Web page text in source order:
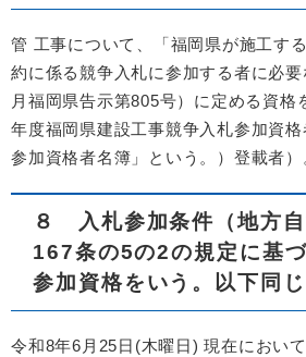
管 工事について、「福岡県が施工す
約に係る競争入札に参加する者に必
月福岡県告示第805号）に定める資格
年度福岡県建設工事競争入札参加資
参加資格者名簿」という。）登載者）
８ 入札参加条件（地方
167条の5の2の規定に基
参加資格をいう。以下同じ
令和8年6月25日(木曜日) 現在におい